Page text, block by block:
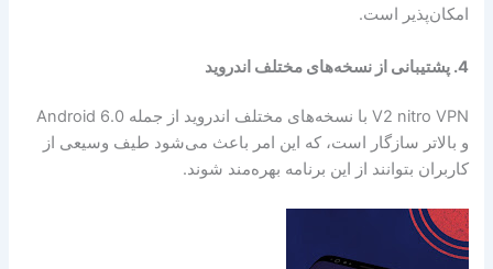
امکان‌پذیر است.
4. پشتیبانی از نسخه‌های مختلف اندروید
V2 nitro VPN با نسخه‌های مختلف اندروید از جمله Android 6.0
و بالاتر سازگار است، که این امر باعث می‌شود طیف وسیعی از
کاربران بتوانند از این برنامه بهره‌مند شوند.